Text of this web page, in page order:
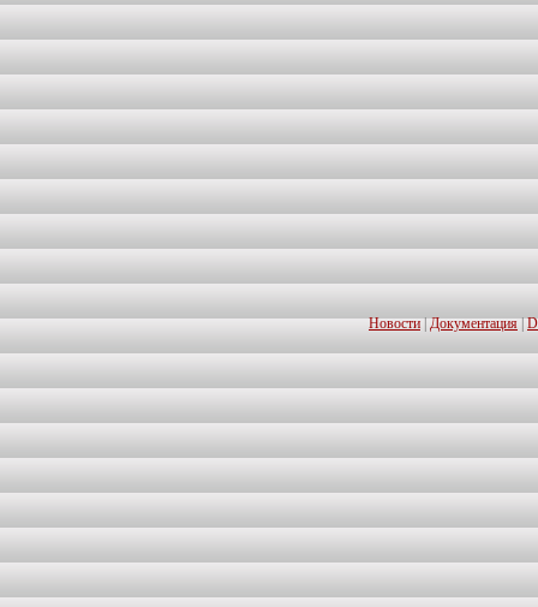
Новости|Документация|